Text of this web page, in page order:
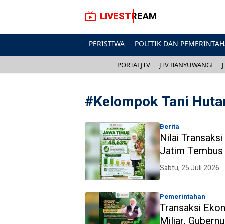
LIVESTREAM
PERISTIWA POLITIK DAN
PORTALJTV JTV BANYUWANGI
#Kelompok Tani
Berita
Nilai
Jatim
Nasional
Sabtu, 25 Juli 2026
Pemerintahan
Transaksi